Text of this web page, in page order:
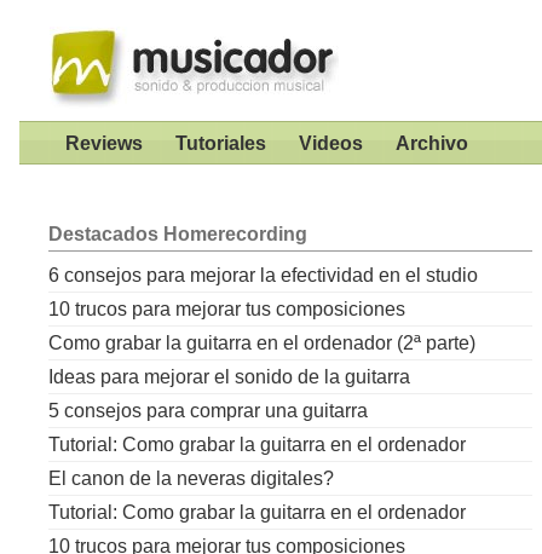
Reviews Tutoriales Videos Archivo
Destacados Homerecording
6 consejos para mejorar la efectividad en el studio
10 trucos para mejorar tus composiciones
Como grabar la guitarra en el ordenador (2ª parte)
Ideas para mejorar el sonido de la guitarra
5 consejos para comprar una guitarra
Tutorial: Como grabar la guitarra en el ordenador
El canon de la neveras digitales?
Tutorial: Como grabar la guitarra en el ordenador
10 trucos para mejorar tus composiciones